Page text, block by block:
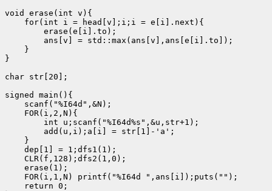
void erase(int v){
    for(int i = head[v];i;i = e[i].next){
        erase(e[i].to);
        ans[v] = std::max(ans[v],ans[e[i].to]);
    }
}
char str[20];
signed main(){
    scanf("%I64d",&N);
    FOR(i,2,N){
        int u;scanf("%I64d%s",&u,str+1);
        add(u,i);a[i] = str[1]-'a';
    }
    dep[1] = 1;dfs1(1);
    CLR(f,128);dfs2(1,0);
    erase(1);
    FOR(i,1,N) printf("%I64d ",ans[i]);puts("");
    return 0;